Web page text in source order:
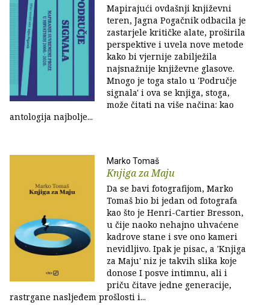
Mapirajući ovdašnji književni
teren, Jagna Pogačnik odbacila je
zastarjele kritičke alate, proširila
perspektive i uvela nove metode
kako bi vjernije zabilježila
najsnažnije književne glasove.
Mnogo je toga stalo u 'Područje
signala' i ova se knjiga, stoga,
može čitati na više načina: kao
antologija najbolje...
Marko Tomaš
Knjiga za Maju
Da se bavi fotografijom, Marko
Tomaš bio bi jedan od fotografa
kao što je Henri-Cartier Bresson,
u čije naoko nehajno uhvaćene
kadrove stane i sve ono kameri
nevidljivo. Ipak je pisac, a 'Knjiga
za Maju' niz je takvih slika koje
donose I posve intimnu, ali i
priču čitave jedne generacije,
rastrgane nasljeđem prošlosti i...